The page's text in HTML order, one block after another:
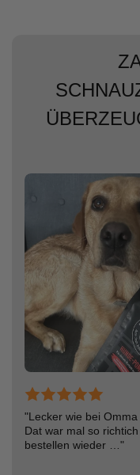
"Lecker wie bei Omma
Dat war mal so richtich
bestellen wieder …"